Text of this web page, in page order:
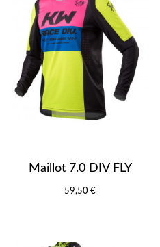
Maillot 7.0 DIV FLY
59,50 €